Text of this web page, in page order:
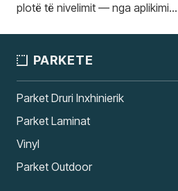
plotë të nivelimit — nga aplikimi…
PARKETE
Parket Druri Inxhinierik
Parket Laminat
Vinyl
Parket Outdoor